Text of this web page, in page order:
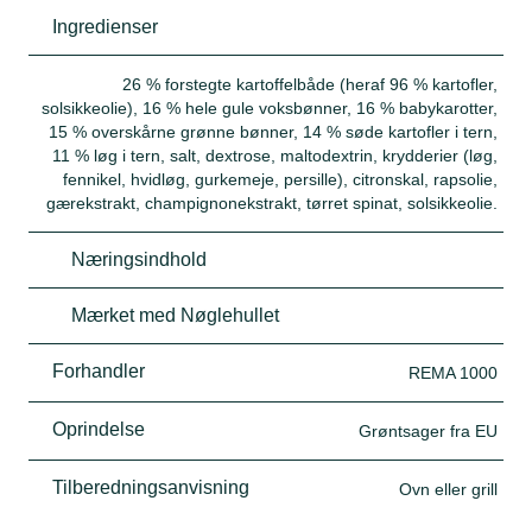
Ingredienser
26 % forstegte kartoffelbåde (heraf 96 % kartofler,
solsikkeolie), 16 % hele gule voksbønner, 16 % babykarotter,
15 % overskårne grønne bønner, 14 % søde kartofler i tern,
11 % løg i tern, salt, dextrose, maltodextrin, krydderier (løg,
fennikel, hvidløg, gurkemeje, persille), citronskal, rapsolie,
gærekstrakt, champignonekstrakt, tørret spinat, solsikkeolie.
Næringsindhold
Mærket med Nøglehullet
Forhandler REMA 1000
Oprindelse Grøntsager fra EU
Tilberedningsanvisning Ovn eller grill